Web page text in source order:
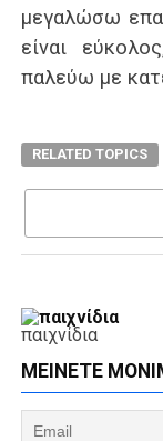
μεγαλώσω
είναι
παλεύω με
RELATED TOPICS
παιχνίδια
ΜΕΊΝΕΤΕ